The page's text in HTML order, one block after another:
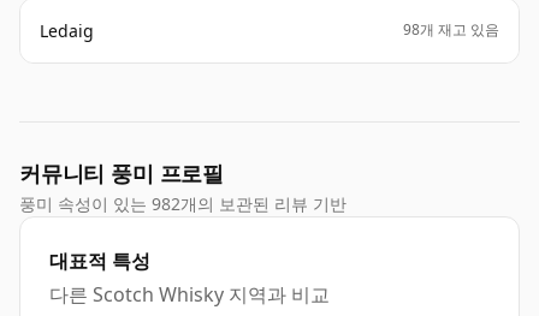
Ledaig 98개 재고 있음
커뮤니티 풍미 프로필
풍미 속성이 있는 982개의 보관된 리뷰 기반
대표적 특성
다른 Scotch Whisky 지역과 비교